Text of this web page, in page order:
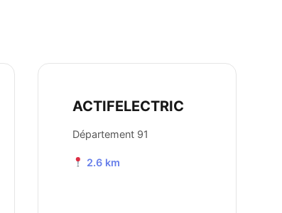
ACTIFELECTRIC
Département 91
2.6 km